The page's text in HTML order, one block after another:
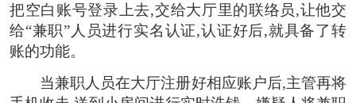
把空白账号登录上去,交给大厅里的联络员,让他交
给“兼职”人员进行实名认证,认证好后,就具备了转
账的功能。
当兼职人员在大厅注册好相应账户后,主管再将